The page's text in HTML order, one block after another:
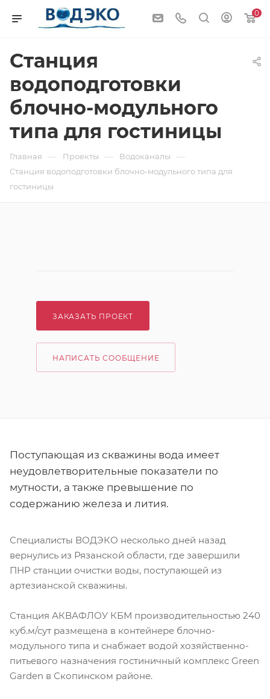
0
Станция
водоподготовки
блочно-модульного
типа для гостиницы
Главная — Проекты — Водоканалы —
Станция водоподготовки блочно-модульного типа для
гостиницы
ЗАКАЗАТЬ ПРОЕКТ
НАПИСАТЬ СООБЩЕНИЕ
Поступающая из скважины вода имеет
неудовлетворительные показатели по
мутности, а также превышение по
содержанию железа и лития.
Специалисты ВОДЭКО несколько дней назад
вернулись из Рязанской области, где завершили
ПНР станции очистки воды, поступающей из
артезианской скважины.
Станция АКВАФЛОУ КБМ производительностью 240
куб.м/сут размещена в контейнере блочно-
модульного типа и снабжает водой хозяйственно-
питьевого назначения гостиничный комплекс Green
Garden в Скопинском районе.